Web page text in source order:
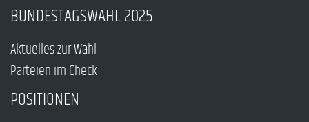
BUNDESTAGSWAHL 2025
Aktuelles zur Wahl
Parteien im Check
POSITIONEN